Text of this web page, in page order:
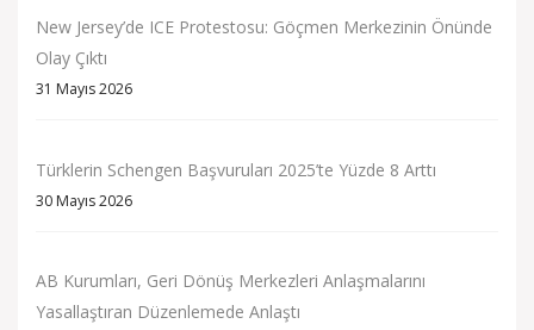
New Jersey’de ICE Protestosu: Göçmen Merkezinin Önünde
Olay Çıktı
31 Mayıs 2026
Türklerin Schengen Başvuruları 2025’te Yüzde 8 Arttı
30 Mayıs 2026
AB Kurumları, Geri Dönüş Merkezleri Anlaşmalarını
Yasallaştıran Düzenlemede Anlaştı